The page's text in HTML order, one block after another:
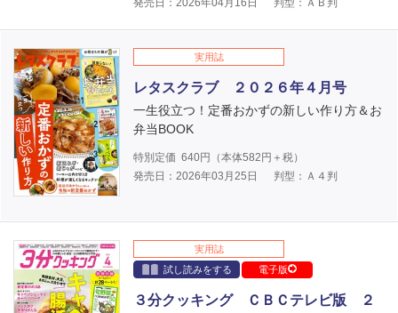
発売日：2026年04月16日
判型：ＡＢ判
実用誌
レタスクラブ ２０２６年４月号
一生役立つ！定番おかずの新しい作り方＆お
弁当BOOK
特別定価 640円（本体582 円＋税）
発売日：2026年03月25日
判型：Ａ４判
実用誌
試し読みをする
電子版
３分クッキング ＣＢＣテレビ版 ２